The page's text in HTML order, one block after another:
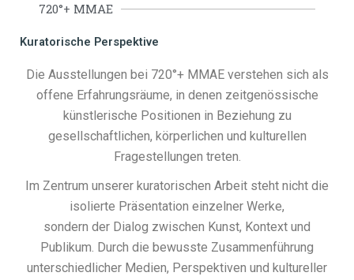
720°+ MMAE
Kuratorische Perspektive
Die Ausstellungen bei 720°+ MMAE verstehen sich als
offene Erfahrungsräume, in denen zeitgenössische
künstlerische Positionen in Beziehung zu
gesellschaftlichen, körperlichen und kulturellen
Fragestellungen treten.
Im Zentrum unserer kuratorischen Arbeit steht nicht die
isolierte Präsentation einzelner Werke,
sondern der Dialog zwischen Kunst, Kontext und
Publikum. Durch die bewusste Zusammenführung
unterschiedlicher Medien, Perspektiven und kultureller